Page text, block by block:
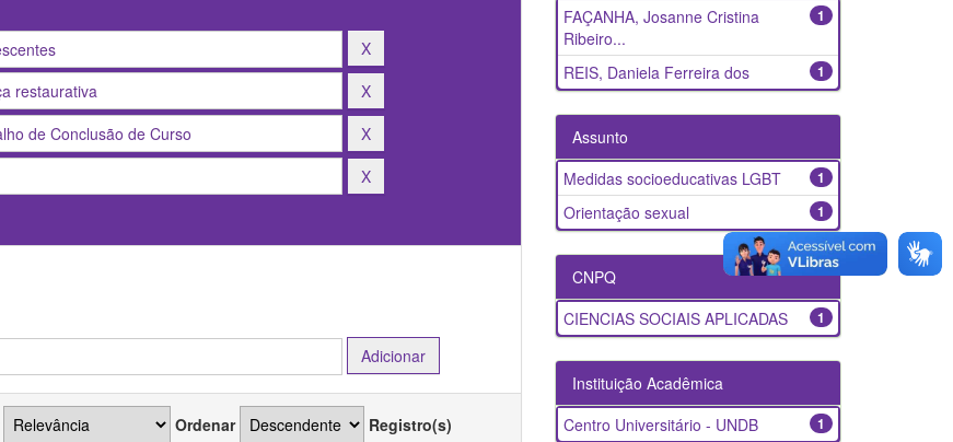
Ordenar Registro(s)
1
FAÇANHA, Josanne Cristina
Ribeiro...
1
REIS, Daniela Ferreira dos
Assunto
1
Medidas socioeducativas LGBT
1
Orientação sexual
CNPQ
1
CIENCIAS SOCIAIS APLICADAS
Instituição Acadêmica
1
Centro Universitário - UNDB